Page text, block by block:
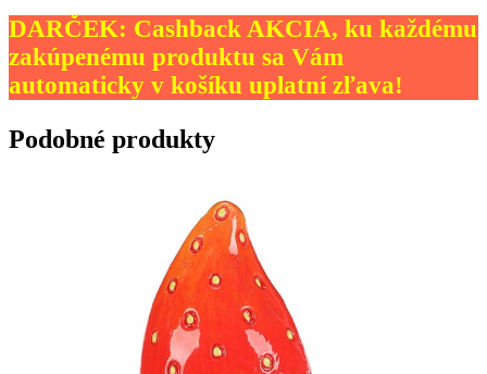
DARČEK: Cashback AKCIA, ku každému
zakúpenému produktu sa Vám
automaticky v košíku uplatní zľava!
Podobné produkty